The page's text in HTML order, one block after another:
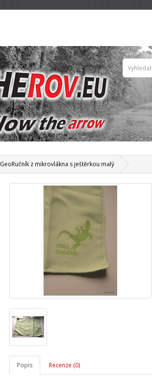
GeoRučník z mikrovlákna s ještěrkou malý
Popis Recenze (0)